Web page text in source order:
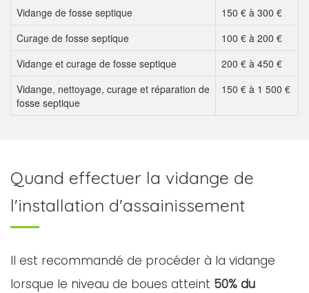
Vidange de fosse septique
150 € à 300 €
Curage de fosse septique
100 € à 200 €
Vidange et curage de fosse septique
200 € à 450 €
Vidange, nettoyage, curage et réparation de
fosse septique
150 € à 1 500 €
Quand effectuer la vidange de
l'installation d'assainissement
Il est recommandé de procéder à la vidange
lorsque le niveau de boues atteint 50% du